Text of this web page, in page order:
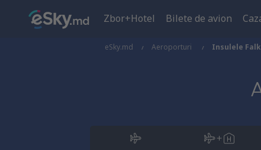
Zbor+Hotel Bilete de avion
eSky.md Aeroporturi Insulele